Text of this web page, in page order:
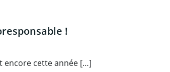
!
encore cette année […]